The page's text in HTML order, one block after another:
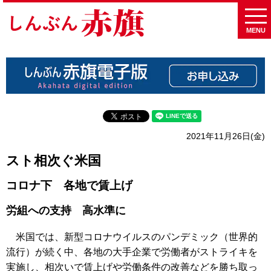
MENU
2021年11月26日(金)
スト相次ぐ米国
コロナ下 各地で賃上げ
労組への支持 高水準に
米国では、新型コロナウイルスのパンデミック（世界的
流行）が続く中、各地の大手企業で労働者がストライキを
実施し、相次いで賃上げや労働条件の改善などを勝ち取っ